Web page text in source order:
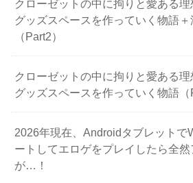
クローゼットの中に拘りと愛ある
グッズスペースを作っていく物語
（Part2）
クローゼットの中に拘りと愛ある
グッズスペースを作っていく物語（
2026年現在、Androidタブレットで
ートしてエロゲをプレイしたら全
が…！